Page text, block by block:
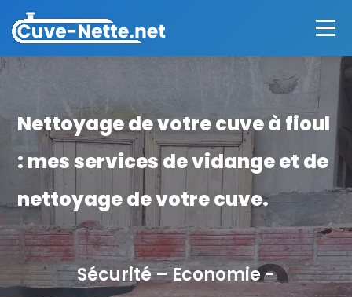
Nettoyage de votre cuve à fioul
: mes services de vidange et de
nettoyage de votre cuve.
Sécurité – Economie -